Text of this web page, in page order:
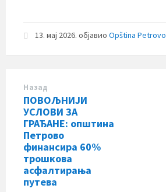
13. мај 2026. објавио Opština Petrovo
Назад
ПОВОЉНИЈИ
УСЛОВИ ЗА
ГРАЂАНЕ: општина
Петрово
финансира 60%
трошкова
асфалтирања
путева